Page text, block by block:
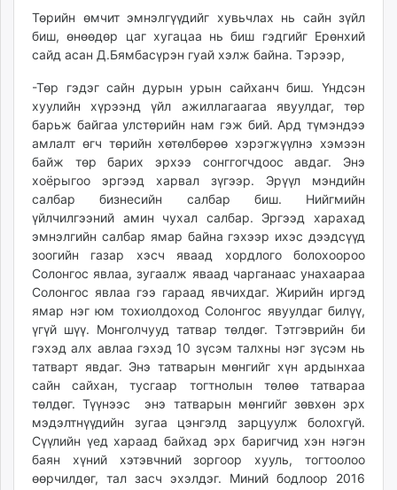
Төрийн өмчит эмнэлгүүдийг хувьчлах нь сайн зүйл
биш, өнөөдөр цаг хугацаа нь биш гэдгийг Ерөнхий
сайд асан Д.Бямбасүрэн гуай хэлж байна. Тэрээр,
-Төр гэдэг сайн дурын урын сайханч биш. Үндсэн
хуулийн хүрээнд үйл ажиллагаагаа явуулдаг, төр
барьж байгаа улстөрийн нам гэж бий. Ард түмэндээ
амлалт өгч төрийн хөтөлбөрөө хэрэгжүүлнэ хэмээн
байж төр барих эрхээ сонггогчдоос авдаг. Энэ
хоёрыгоо эргээд харвал зүгээр. Эрүүл мэндийн
салбар бизнесийн салбар биш. Нийгмийн
үйлчилгээний амин чухал салбар. Эргээд харахад
эмнэлгийн салбар ямар байна гэхээр ихэс дээдсүүд
зоогийн газар хэсч яваад хордлого болохоороо
Солонгос явлаа, зугаалж яваад чарганаас унахаараа
Солонгос явлаа гээ гараад явчихдаг. Жирийн иргэд
ямар нэг юм тохиолдоход Солонгос явуулдаг билүү,
үгүй шүү. Монголчууд татвар төлдөг. Тэтгэврийн би
гэхэд алх авлаа гэхэд 10 зүсэм талхны нэг зүсэм нь
татварт явдаг. Энэ татварын мөнгийг хүн ардынхаа
сайн сайхан, тусгаар тогтнолын төлөө татвараа
төлдөг. Түүнээс энэ татварын мөнгийг зөвхөн эрх
мэдэлтнүүдийн зугаа цэнгэлд зарцуулж болохгүй.
Сүүлийн үед хараад байхад эрх баригчид хэн нэгэн
баян хүний хэтэвчний зоргоор хууль, тогтоолоо
өөрчилдөг, тал засч эхэлдэг. Миний бодлоор 2016